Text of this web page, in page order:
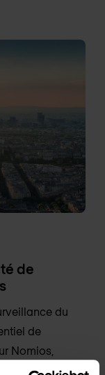
de
du
de
Nomios,
Kher, et de